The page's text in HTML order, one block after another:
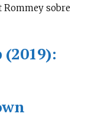
sobre
(2019):